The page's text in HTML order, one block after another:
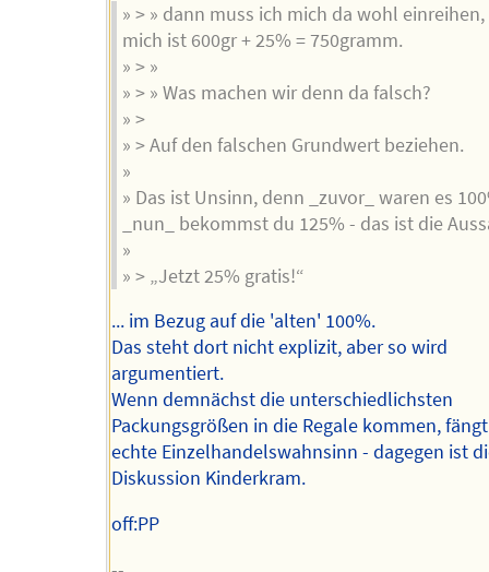
» > » dann muss ich mich da wohl
mich ist 600gr + 25% = 750gramm.
» > »
» > » Was machen wir denn da falsch?
» >
» > Auf den falschen Grundwert beziehen.
»
» Das ist Unsinn, denn _zuvor_ waren es
_nun_ bekommst du 125% - das ist die
»
» > „Jetzt 25% gratis!“
... im Bezug auf die 'alten' 100%.
Das steht dort nicht explizit, aber so wird
argumentiert.
Wenn demnächst die unterschiedlichsten
Packungsgrößen in die Regale kommen,
echte Einzelhandelswahnsinn - dagegen ist
Diskussion Kinderkram.
off:PP